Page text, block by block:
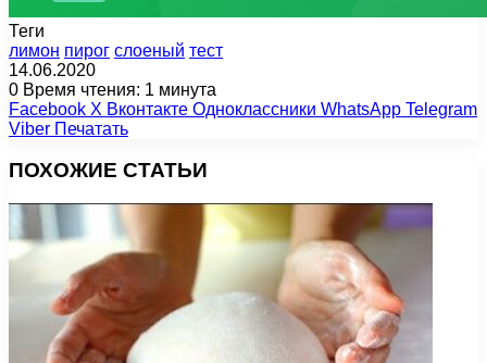
Теги
лимон пирог слоеный тест
14.06.2020
0 Время чтения: 1 минута
Facebook X Вконтакте Одноклассники WhatsApp Telegram
Viber Печатать
ПОХОЖИЕ СТАТЬИ